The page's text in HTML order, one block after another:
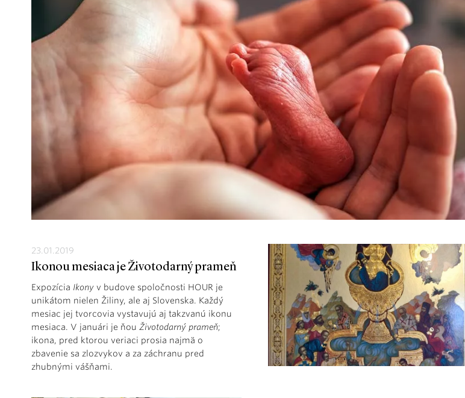
23.01.2019
Ikonou mesiaca je Životodarný prameň
Expozícia Ikony v budove spoločnosti HOUR je
unikátom nielen Žiliny, ale aj Slovenska. Každý
mesiac jej tvorcovia vystavujú aj takzvanú ikonu
mesiaca. V januári je ňou Životodarný prameň;
ikona, pred ktorou veriaci prosia najmä o
zbavenie sa zlozvykov a za záchranu pred
zhubnými vášňami.